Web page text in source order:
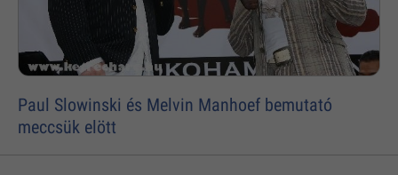
Paul Slowinski és Melvin Manhoef bemutató
meccsük elött